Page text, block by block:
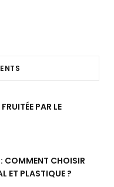
PAR LE
COMMENT CHOISIR
ET PLASTIQUE ?